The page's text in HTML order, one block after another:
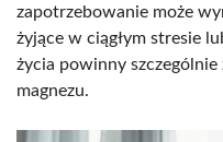
zapotrzebowanie może
żyjące w ciągłym stresie
życia powinny
magnezu.